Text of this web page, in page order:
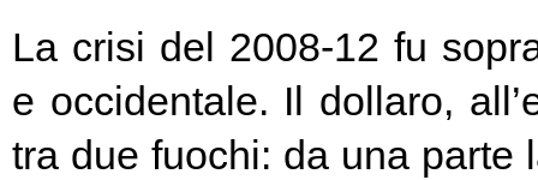
La crisi del 2008-12 fu
e occidentale. Il dollaro,
tra due fuochi: da una parte